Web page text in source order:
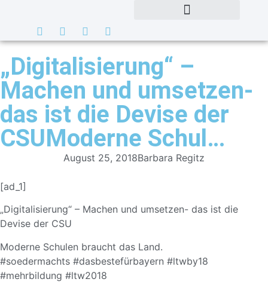
„Digitalisierung“ –
Machen und umsetzen-
das ist die Devise der
CSUModerne Schul…
August 25, 2018Barbara Regitz
[ad_1]
„Digitalisierung“ – Machen und umsetzen- das ist die
Devise der CSU
Moderne Schulen braucht das Land.
#soedermachts #dasbestefürbayern #ltwby18
#mehrbildung #ltw2018